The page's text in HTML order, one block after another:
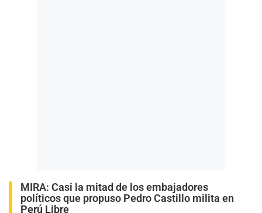
MIRA: Casi la mitad de los embajadores
políticos que propuso Pedro Castillo milita en
Perú Libre